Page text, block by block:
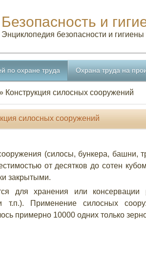
Безопасность и
Энциклопедия безопасности и гигиены
по охране труда Охрана труда на
Конструкция силосных сооружений
силосных сооружений
(силосы, бункера, башни,
от десятков до сотен
закрытыми.
для хранения или
т.п.). Применение силосных
примерно 10000 одних только